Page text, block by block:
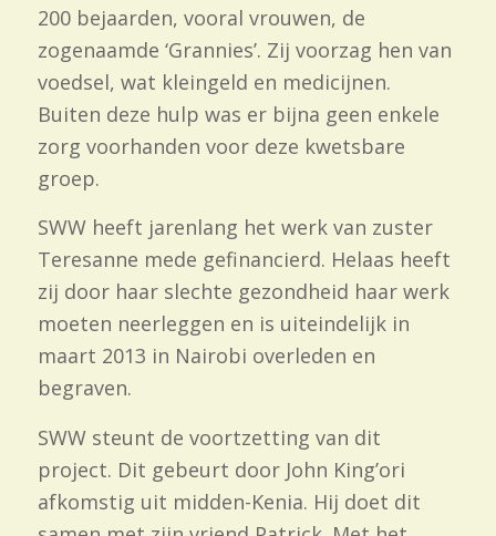
200 bejaarden, vooral vrouwen, de
zogenaamde ‘Grannies’. Zij voorzag hen van
voedsel, wat kleingeld en medicijnen.
Buiten deze hulp was er bijna geen enkele
zorg voorhanden voor deze kwetsbare
groep.
SWW heeft jarenlang het werk van zuster
Teresanne mede gefinancierd. Helaas heeft
zij door haar slechte gezondheid haar werk
moeten neerleggen en is uiteindelijk in
maart 2013 in Nairobi overleden en
begraven.
SWW steunt de voortzetting van dit
project. Dit gebeurt door John King’ori
afkomstig uit midden-Kenia. Hij doet dit